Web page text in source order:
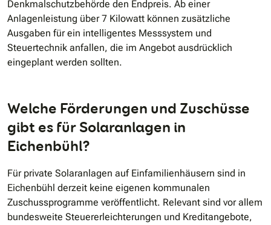
Denkmalschutzbehörde den Endpreis. Ab einer
Anlagenleistung über 7 Kilowatt können zusätzliche
Ausgaben für ein intelligentes Messsystem und
Steuertechnik anfallen, die im Angebot ausdrücklich
eingeplant werden sollten.
Welche Förderungen und Zuschüsse
gibt es für Solaranlagen in
Eichenbühl?
Für private Solaranlagen auf Einfamilienhäusern sind in
Eichenbühl derzeit keine eigenen kommunalen
Zuschussprogramme veröffentlicht. Relevant sind vor allem
bundesweite Steuererleichterungen und Kreditangebote,